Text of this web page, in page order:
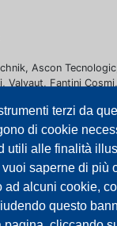
terzi da
di cookie
utili alle finalità
saperne di più
ad alcuni cookie,
questo
Ascon
Valvaut, Fantini
La Tecnica Fluidi,
Rubinetterie
Wika
Acqua, Misuratori di
di Portata